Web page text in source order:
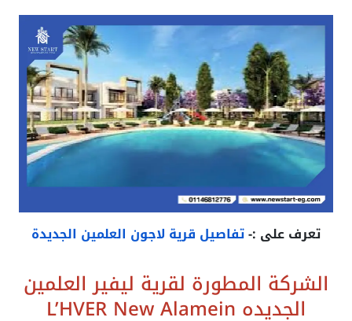
تعرف على :-تفاصيل قرية لاجون العلمين الجديدة
الشركة المطورة لقرية ليفير العلمين
الجديده L’HVER New Alamein